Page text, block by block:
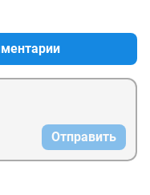
Отправить